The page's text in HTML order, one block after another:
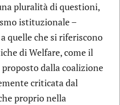
pluralità di questioni,
istituzionale –
quelle che si riferiscono
di Welfare, come il
dalla coalizione
criticata dal
proprio nella